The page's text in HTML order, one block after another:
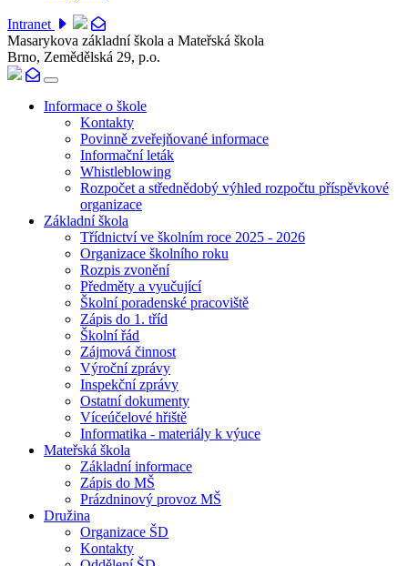
Intranet
Masarykova základní škola a Mateřská škola
Brno, Zemědělská 29, p.o.
Informace o škole
Kontakty
Povinně zveřejňované informace
Informační leták
Whistleblowing
Rozpočet a střednědobý výhled rozpočtu příspěvkové
organizace
Základní škola
Třídnictví ve školním roce 2025 - 2026
Organizace školního roku
Rozpis zvonění
Předměty a vyučující
Školní poradenské pracoviště
Zápis do 1. tříd
Školní řád
Zájmová činnost
Výroční zprávy
Inspekční zprávy
Ostatní dokumenty
Víceúčelové hřiště
Informatika - materiály k výuce
Mateřská škola
Základní informace
Zápis do MŠ
Prázdninový provoz MŠ
Družina
Organizace ŠD
Kontakty